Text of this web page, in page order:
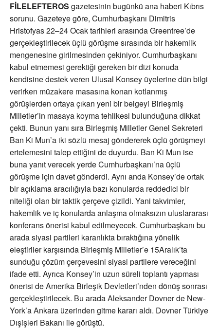
FİLELEFTEROS gazetesinin bugünkü ana haberi Kıbrıs
sorunu. Gazeteye göre, Cumhurbaşkanı Dimitris
Hristofyas 22–24 Ocak tarihleri arasında Greentree’de
gerçekleştirilecek üçlü görüşme sırasında bir hakemlik
mengenesine girilmesinden çekiniyor. Cumhurbaşkanı
kabul etmemesi gerektiği gereken bir dizi konuda
kendisine destek veren Ulusal Konsey üyelerine dün bilgi
verirken müzakere masasına konan kotlanmış
görüşlerden ortaya çıkan yeni bir belgeyi Birleşmiş
Milletler’in masaya koyma tehlikesi bulunduğuna dikkat
çekti. Bunun yanı sıra Birleşmiş Milletler Genel Sekreteri
Ban Ki Mun’a iki sözlü mesaj göndererek üçlü görüşmeyi
ertelemesini talep ettiğini de duyurdu. Ban Ki Mun ise
buna yanıt verecek yerde Cumhurbaşkanı’na üçlü
görüşme için davet gönderdi. Aynı anda Konsey’de ortak
bir açıklama aracılığıyla bazı konularda reddedici bir
niteliği olan bir taktik çerçeve çizildi. Yani takvimler,
hakemlik ve iç konularda anlaşma olmaksızın uluslararası
konferans önerisi kabul edilmeyecek. Cumhurbaşkanı bu
arada siyasi partileri karanlıkta bıraktığına yönelik
eleştiriler karşısında Birleşmiş Milletler’e 15Aralık’ta
sunduğu çözüm çerçevesini siyasi partilere vereceğini
ifade etti. Ayrıca Konsey’in uzun süreli toplantı yapması
önerisi de Amerika Birleşik Devletleri’nden dönüş sonrası
gerçekleştirilecek. Bu arada Aleksander Dovner de New-
York’a Ankara üzerinden gitme kararı aldı. Dovner Türkiye
Dışişleri Bakanı ile görüştü.